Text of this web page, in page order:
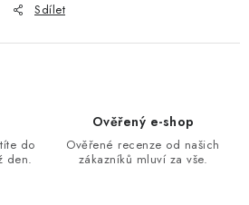
Sdílet
do
den.
Ověřený e-shop
Ověřené recenze od našich
zákazníků mluví za vše.